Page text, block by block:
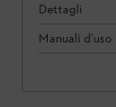
Dettagli
Manuali d'uso